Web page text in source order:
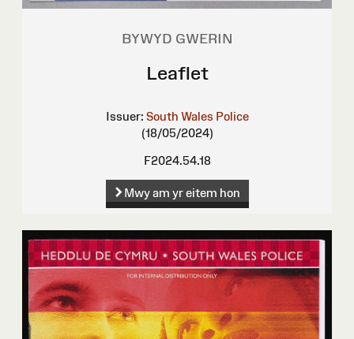
BYWYD GWERIN
Leaflet
Issuer: South Wales Police
(18/05/2024)
F2024.54.18
Mwy am yr eitem hon